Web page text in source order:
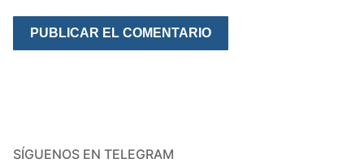
SÍGUENOS EN TELEGRAM